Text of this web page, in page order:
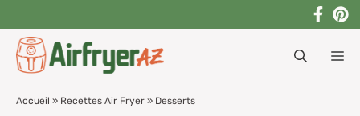
contenu
Accueil » Recettes Air Fryer » Desserts